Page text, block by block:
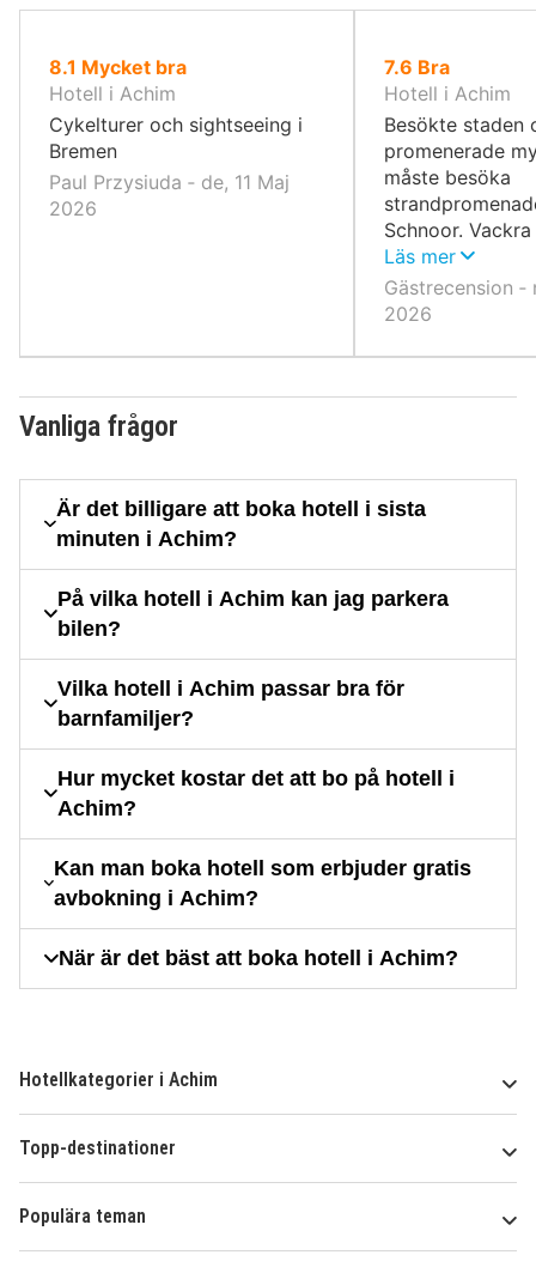
8.1 av
10,
Mycket bra
Hotell i Achim
Cykelturer och sightseeing i
Bremen
Paul Przysiuda ‐ de, 11 Maj
2026
7.6 av
10,
Bra
Hotell i Achim
Besökte staden
promenerade
måste besöka
Schnoor.
autentiska små
Läs mer
Gästrecension ‐
2026
Vanliga frågor
Är det billigare att boka hotell i sista
minuten i Achim?
På vilka hotell i Achim kan jag parkera
bilen?
Vilka hotell i Achim passar bra för
barnfamiljer?
Hur mycket kostar det att bo på hotell i
Achim?
Kan man boka hotell som erbjuder gratis
avbokning i Achim?
När är det bäst att boka hotell i Achim?
Hotellkategorier i Achim
Topp-destinationer
Populära teman